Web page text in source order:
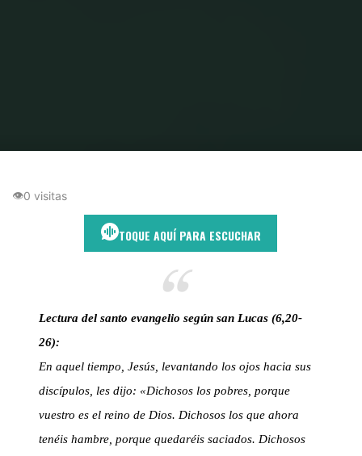
👁0 visitas
TOQUE AQUÍ PARA ESCUCHAR
Lectura del santo evangelio según san Lucas (6,20-
26):
En aquel tiempo, Jesús, levantando los ojos hacia sus
discípulos, les dijo: «Dichosos los pobres, porque
vuestro es el reino de Dios. Dichosos los que ahora
tenéis hambre, porque quedaréis saciados. Dichosos